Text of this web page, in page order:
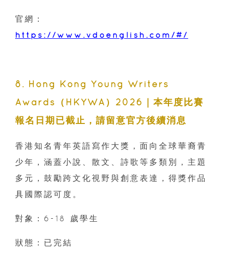
官網：
https://www.vdoenglish.com/#/
8. Hong Kong Young Writers
Awards（HKYWA）2026｜本年度比賽
報名日期已截止，請留意官方後續消息
香港知名青年英語寫作大獎，面向全球華裔青
少年，涵蓋小說、散文、詩歌等多類別，主題
多元，鼓勵跨文化視野與創意表達，得獎作品
具國際認可度。
對象：6-18 歲學生
狀態：已完結